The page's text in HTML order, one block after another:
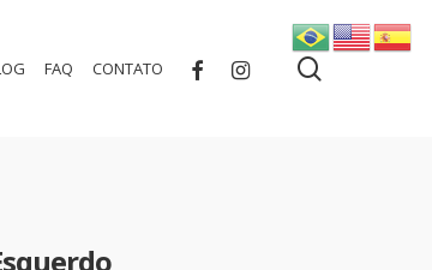
FAQ CONTATO FACEBOOKINSTAGRAM